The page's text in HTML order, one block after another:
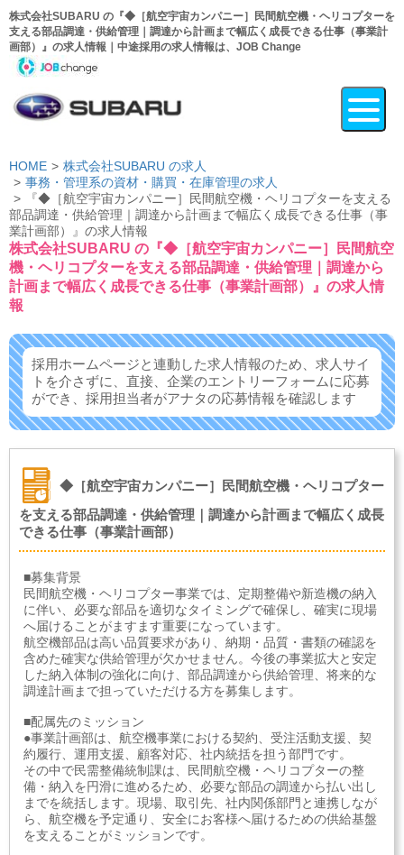
株式会社SUBARU の『◆［航空宇宙カンパニー］民間航空機・ヘリコプターを
支える部品調達・供給管理｜調達から計画まで幅広く成長できる仕事（事業計
画部）』の求人情報｜中途採用の求人情報は、JOB Change
HOME
株式会社SUBARU の求人
事務・管理系の資材・購買・在庫管理の求人
『◆［航空宇宙カンパニー］民間航空機・ヘリコプターを支える
部品調達・供給管理｜調達から計画まで幅広く成長できる仕事（事
業計画部）』の求人情報
株式会社SUBARU の『◆［航空宇宙カンパニー］民間航空
機・ヘリコプターを支える部品調達・供給管理｜調達から
計画まで幅広く成長できる仕事（事業計画部）』の求人情
報
採用ホームページと連動した求人情報のため、求人サイ
トを介さずに、 直接、企業のエントリーフォームに応募
ができ、 採用担当者がアナタの応募情報を確認します
◆［航空宇宙カンパニー］民間航空機・ヘリコプター
を支える部品調達・供給管理｜調達から計画まで幅広く成長
できる仕事（事業計画部）
■募集背景
民間航空機・ヘリコプター事業では、定期整備や新造機の納入
に伴い、必要な部品を適切なタイミングで確保し、確実に現場
へ届けることがますます重要になっています。
航空機部品は高い品質要求があり、納期・品質・書類の確認を
含めた確実な供給管理が欠かせません。今後の事業拡大と安定
した納入体制の強化に向け、部品調達から供給管理、将来的な
調達計画まで担っていただける方を募集します。
■配属先のミッション
●事業計画部は、航空機事業における契約、受注活動支援、契
約履行、運用支援、顧客対応、社内統括を担う部門です。
その中で民需整備統制課は、民間航空機・ヘリコプターの整
備・納入を円滑に進めるため、必要な部品の調達から払い出し
までを統括します。現場、取引先、社内関係部門と連携しなが
ら、航空機を予定通り、安全にお客様へ届けるための供給基盤
を支えることがミッションです。